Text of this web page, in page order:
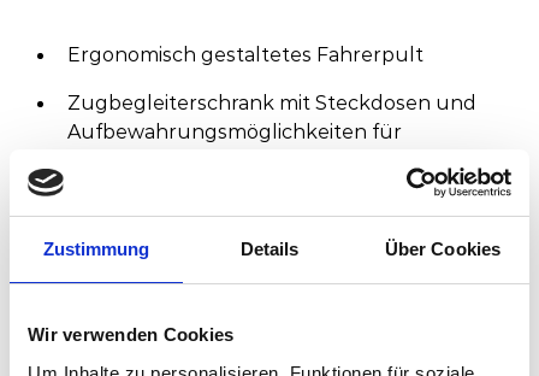
Zustimmung Details Über Cookies
Wir verwenden Cookies
Ergonomisch gestaltetes Fahrerpult
Zugbegleiterschrank mit Steckdosen und
Aufbewahrungsmöglichkeiten für
Reinigungspersonal in Zonen hoher
Schmutzansammlung
Zuverlässigkeit / Verfügbarkeit / Wartbarkeit
/ Sicherheit